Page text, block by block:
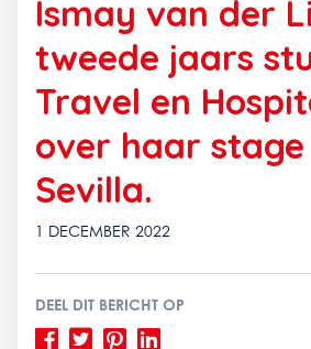
Ismay van der
tweede jaars
Travel en
over haar stage
Sevilla.
1 DECEMBER 2022
DEEL DIT BERICHT OP